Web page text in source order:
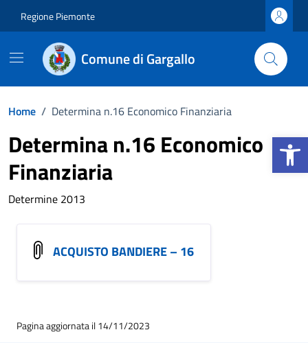
Apri la
Regione Piemonte
Comune di Gargallo
Home / Determina n.16 Economico Finanziaria
Determina n.16 Economico
Finanziaria
Determine 2013
ACQUISTO BANDIERE – 16
Pagina aggiornata il 14/11/2023